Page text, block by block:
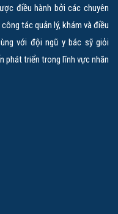
điều hành bởi các chuyên
tác quản lý, khám và điều
với đội ngũ y bác sỹ giỏi
phát triển trong lĩnh vực nhãn